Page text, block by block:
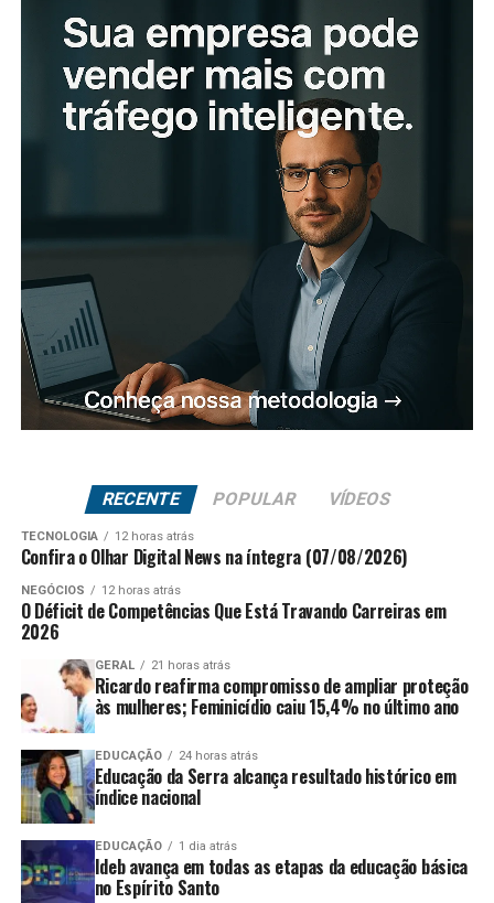
RECENTE POPULAR VÍDEOS
TECNOLOGIA 12 horas atrás
Confira o Olhar Digital News na íntegra (07/08/2026)
NEGÓCIOS 12 horas atrás
O Déficit de Competências Que Está Travando Carreiras em
2026
GERAL 21 horas atrás
Ricardo reafirma compromisso de ampliar proteção
às mulheres; Feminicídio caiu 15,4% no último ano
EDUCAÇÃO 24 horas atrás
Educação da Serra alcança resultado histórico em
índice nacional
EDUCAÇÃO 1 dia atrás
Ideb avança em todas as etapas da educação básica
no Espírito Santo